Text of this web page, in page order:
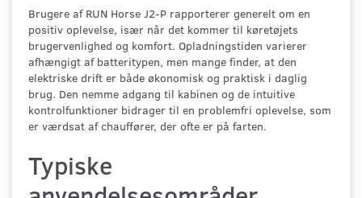
Brugere af RUN Horse J2-P rapporterer generelt om en
positiv oplevelse, især når det kommer til køretøjets
brugervenlighed og komfort. Opladningstiden varierer
afhængigt af batteritypen, men mange finder, at den
elektriske drift er både økonomisk og praktisk i daglig
brug. Den nemme adgang til kabinen og de intuitive
kontrolfunktioner bidrager til en problemfri oplevelse, som
er værdsat af chauffører, der ofte er på farten.
Typiske